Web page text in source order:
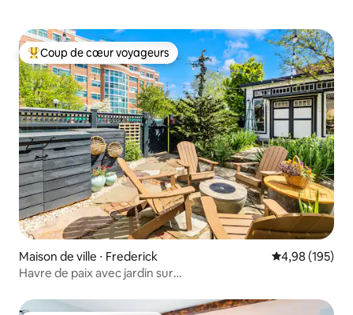
Coups de cœur voyageurs les plus appréciés
Coup de cœur voyageurs
Maison de ville ⋅ Frederick Évaluation
4,98 (195)
Havre de paix avec jardin sur